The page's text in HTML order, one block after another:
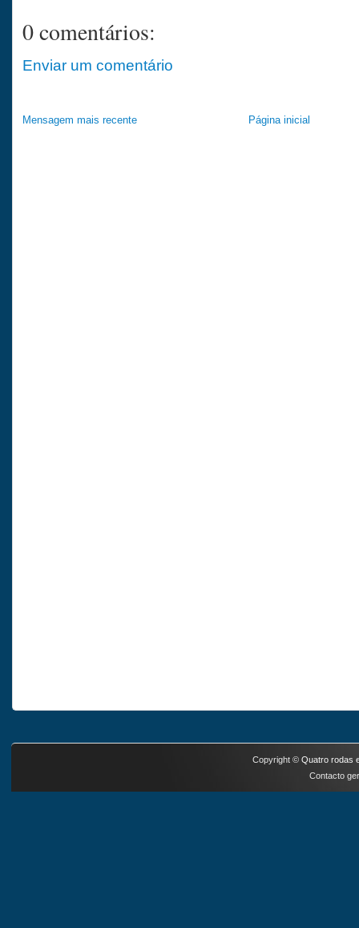
0 comentários:
Enviar um comentário
Mensagem mais recente Página inicial
Copyright © Quatro rodas
Contacto